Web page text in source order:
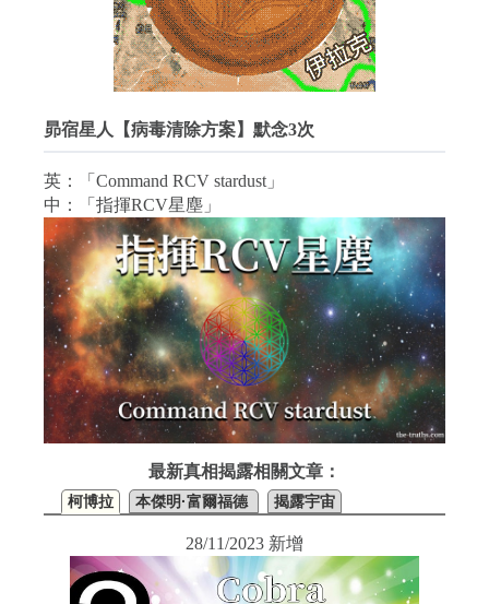
昴宿星人【病毒清除方案】默念3次
英：「Command RCV stardust」
中：「指揮RCV星塵」
最新真相揭露相關文章：
柯博拉 本傑明·富爾福德 揭露宇宙
28/11/2023 新增